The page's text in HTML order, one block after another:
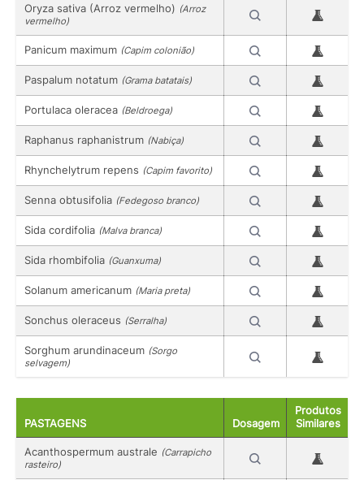
Oryza sativa (Arroz vermelho) (Arroz
vermelho)
Panicum maximum (Capim colonião)
Paspalum notatum (Grama batatais)
Portulaca oleracea (Beldroega)
Raphanus raphanistrum (Nabiça)
Rhynchelytrum repens (Capim favorito)
Senna obtusifolia (Fedegoso branco)
Sida cordifolia (Malva branca)
Sida rhombifolia (Guanxuma)
Solanum americanum (Maria preta)
Sonchus oleraceus (Serralha)
Sorghum arundinaceum (Sorgo
selvagem)
PASTAGENS Dosagem
Produtos
Similares
Acanthospermum australe (Carrapicho
rasteiro)